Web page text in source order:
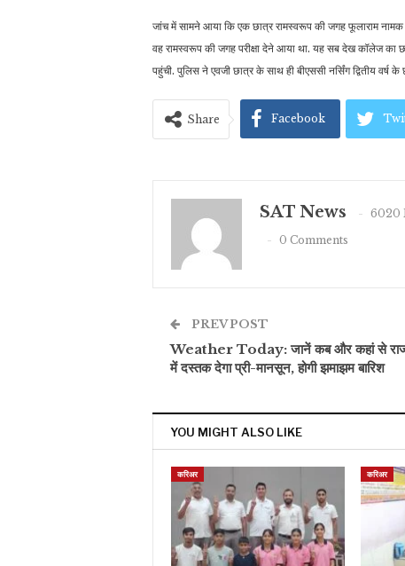
जांच में सामने आया कि एक छात्र रामस्वरूप की जगह फूलाराम नामक
वह रामस्वरूप की जगह परीक्षा देने आया था. यह सब देख कॉलेज का
पहुंची. पुलिस ने एवजी छात्र के साथ ही बीएससी नर्सिंग द्वितीय
Share Facebook
SAT News
6020
0 Comments
PREV POST
Weather Today: जानें कब और कहां से
में दस्तक देगा प्री-मानसून, होगी झमाझम बारिश
YOU MIGHT ALSO LIKE
करिअर करिअर